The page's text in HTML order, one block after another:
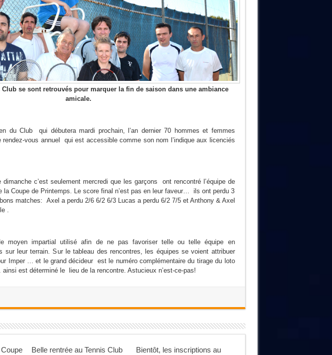
Club se sont retrouvés pour marquer la fin de saison dans une ambiance
amicale.
du Club qui débutera mardi prochain, l’an dernier 70 hommes et femmes
rendez-vous annuel qui est accessible comme son nom l’indique aux licenciés
dimanche c’est seulement mercredi que les garçons ont rencontré l’équipe de
la Coupe de Printemps. Le score final n’est pas en leur faveur… ils ont perdu 3
matches: Axel a perdu 2/6 6/2 6/3 Lucas a perdu 6/2 7/5 et Anthony & Axel
.
moyen impartial utilisé afin de ne pas favoriser telle ou telle équipe en
sur leur terrain. Sur le tableau des rencontres, les équipes se voient attribuer
Imper … et le grand décideur est le numéro complémentaire du tirage du loto
est déterminé le lieu de la rencontre. Astucieux n’est-ce-pas!
Belle rentrée au Tennis Club
Bientôt, les inscriptions au